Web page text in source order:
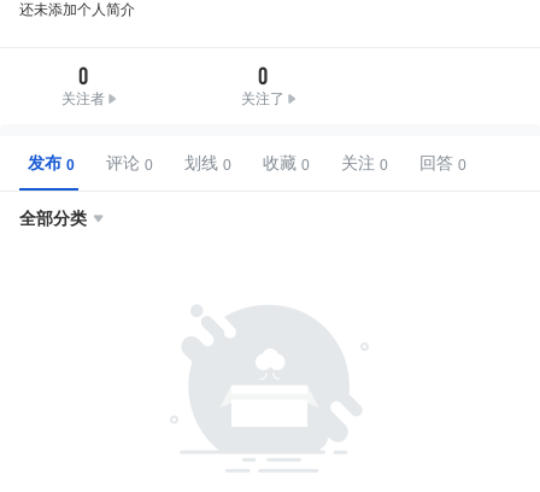
还未添加个人简介
0
关注者
0
关注了
发布 评论 划线 收藏 关注 回答
全部分类 